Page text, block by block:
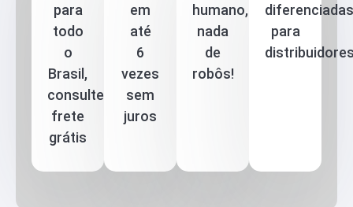
para
todo
o
Brasil,
consulte
frete
grátis
em
até
6
vezes
sem
juros
humano,
nada
de
robôs!
diferenciadas
para